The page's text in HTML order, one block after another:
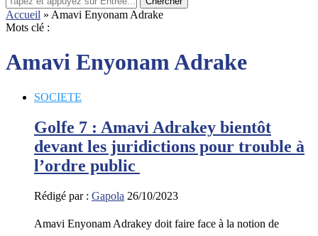
Accueil » Amavi Enyonam Adrake
Mots clé :
Amavi Enyonam Adrake
SOCIETE
Golfe 7 : Amavi Adrakey bientôt
devant les juridictions pour trouble à
l’ordre public
Rédigé par : Gapola 26/10/2023
Amavi Enyonam Adrakey doit faire face à la notion de